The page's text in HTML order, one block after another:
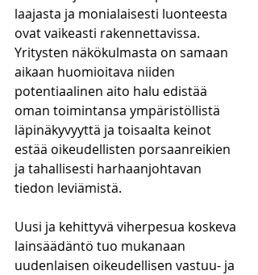
laajasta ja monialaisesti luonteesta
ovat vaikeasti rakennettavissa.
Yritysten näkökulmasta on samaan
aikaan huomioitava niiden
potentiaalinen aito halu edistää
oman toimintansa ympäristöllistä
läpinäkyvyyttä ja toisaalta keinot
estää oikeudellisten porsaanreikien
ja tahallisesti harhaanjohtavan
tiedon leviämistä.
Uusi ja kehittyvä viherpesua koskeva
lainsäädäntö tuo mukanaan
uudenlaisen oikeudellisen vastuu- ja